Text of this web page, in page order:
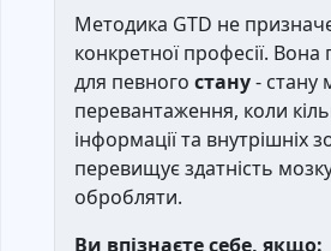
Методика GTD не
конкретної професії.
для певного стану- стану
перевантаження, коли
інформації та внутрішніх
перевищує здатність
обробляти.
Ви впізнаєте себе, якщо: